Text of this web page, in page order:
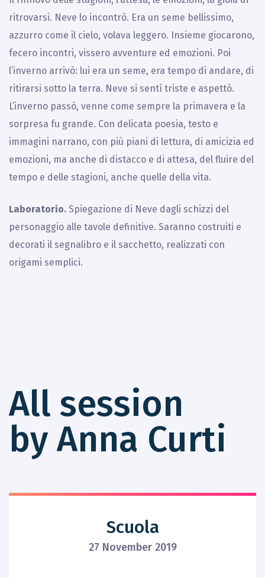
ritrovarsi. Neve lo incontrò. Era un seme bellissimo,
azzurro come il cielo, volava leggero. Insieme giocarono,
fecero incontri, vissero avventure ed emozioni. Poi
l’inverno arrivò: lui era un seme, era tempo di andare, di
ritirarsi sotto la terra. Neve si sentì triste e aspettò.
L’inverno passò, venne come sempre la primavera e la
sorpresa fu grande. Con delicata poesia, testo e
immagini narrano, con più piani di lettura, di amicizia ed
emozioni, ma anche di distacco e di attesa, del fluire del
tempo e delle stagioni, anche quelle della vita.
Laboratorio. Spiegazione di Neve dagli schizzi del
personaggio alle tavole definitive. Saranno costruiti e
decorati il segnalibro e il sacchetto, realizzati con
origami semplici.
All session
by Anna Curti
Scuola
27 November 2019